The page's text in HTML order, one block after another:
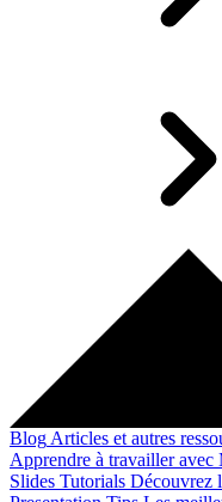
Blog Articles et autres
Apprendre à travailler
Slides Tutorials Découvrez